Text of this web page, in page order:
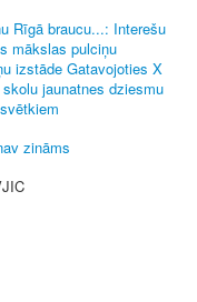
Rīgā braucu...: Interešu
mākslas pulciņu
izstāde Gatavojoties X
jaunatnes dziesmu
zināms